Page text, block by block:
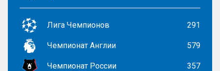
Лига Чемпионов 291
Чемпионат Англии 579
Чемпионат России 357